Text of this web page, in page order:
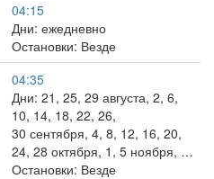
04:15
Дни: ежедневно
Остановки: Везде
04:35
Дни: 21, 25, 29 августа, 2, 6,
10, 14, 18, 22, 26,
30 сентября, 4, 8, 12, 16, 20,
24, 28 октября, 1, 5 ноября, …
Остановки: Везде